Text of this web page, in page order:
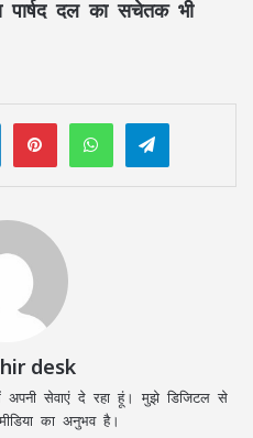
पार्षद दल का सचेतक भी
LinkedInPinterestWhatsAppTelegram
desk
अपनी सेवाएं दे रहा हूं। मुझे डिजिटल से
का अनुभव है।